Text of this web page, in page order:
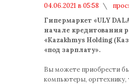
04.06.2021 в 05:58
Гипермаркет «ULY
начале кредитования
«Kazakhmys Holding
«под зарплату».
Вы можете приобрести
компьютеры,